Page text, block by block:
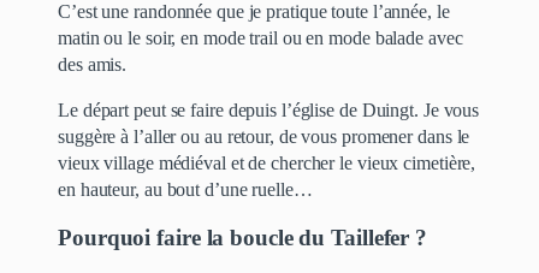
C’est une randonnée que je pratique toute l’année, le
matin ou le soir, en mode trail ou en mode balade avec
des amis.
Le départ peut se faire depuis l’église de Duingt. Je vous
suggère à l’aller ou au retour, de vous promener dans le
vieux village médiéval et de chercher le vieux cimetière,
en hauteur, au bout d’une ruelle…
Pourquoi faire la boucle du Taillefer ?